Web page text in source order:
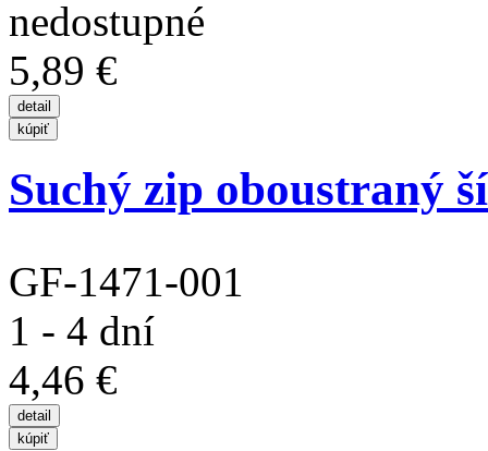
5,89 €
Suchý zip oboustraný
GF-1471-001
1 - 4 dní
4,46 €